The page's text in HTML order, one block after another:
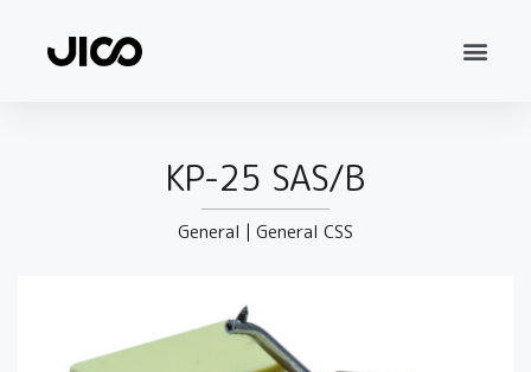
KP-25 SAS/B
General | General CSS